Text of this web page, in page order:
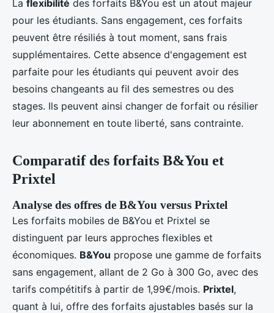
La flexibilité des forfaits B&You est un atout majeur
pour les étudiants. Sans engagement, ces forfaits
peuvent être résiliés à tout moment, sans frais
supplémentaires. Cette absence d'engagement est
parfaite pour les étudiants qui peuvent avoir des
besoins changeants au fil des semestres ou des
stages. Ils peuvent ainsi changer de forfait ou résilier
leur abonnement en toute liberté, sans contrainte.
Comparatif des forfaits B&You et
Prixtel
Analyse des offres de B&You versus Prixtel
Les forfaits mobiles de B&You et Prixtel se
distinguent par leurs approches flexibles et
économiques. B&You propose une gamme de forfaits
sans engagement, allant de 2 Go à 300 Go, avec des
tarifs compétitifs à partir de 1,99€/mois. Prixtel,
quant à lui, offre des forfaits ajustables basés sur la